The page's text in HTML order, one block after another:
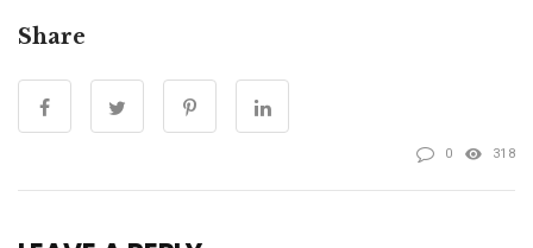
Share
0 318